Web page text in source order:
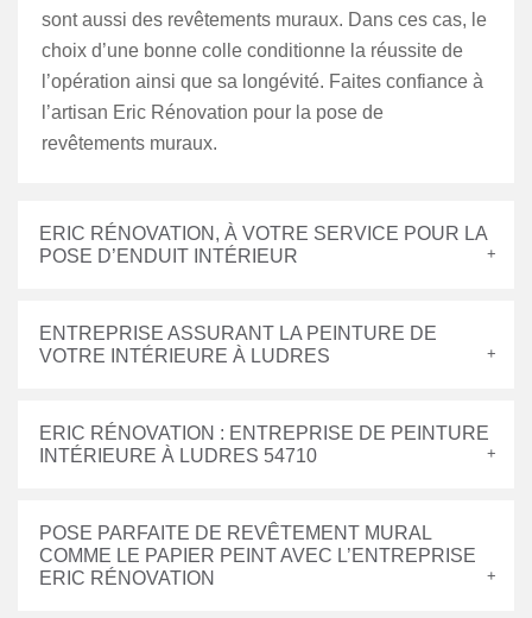
sont aussi des revêtements muraux. Dans ces cas, le
choix d’une bonne colle conditionne la réussite de
l’opération ainsi que sa longévité. Faites confiance à
l’artisan Eric Rénovation pour la pose de
revêtements muraux.
ERIC RÉNOVATION, À VOTRE SERVICE POUR LA
POSE D’ENDUIT INTÉRIEUR
ENTREPRISE ASSURANT LA PEINTURE DE
VOTRE INTÉRIEURE À LUDRES
ERIC RÉNOVATION : ENTREPRISE DE PEINTURE
INTÉRIEURE À LUDRES 54710
POSE PARFAITE DE REVÊTEMENT MURAL
COMME LE PAPIER PEINT AVEC L’ENTREPRISE
ERIC RÉNOVATION